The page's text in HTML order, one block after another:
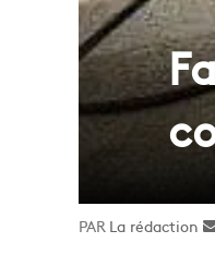
La rédaction